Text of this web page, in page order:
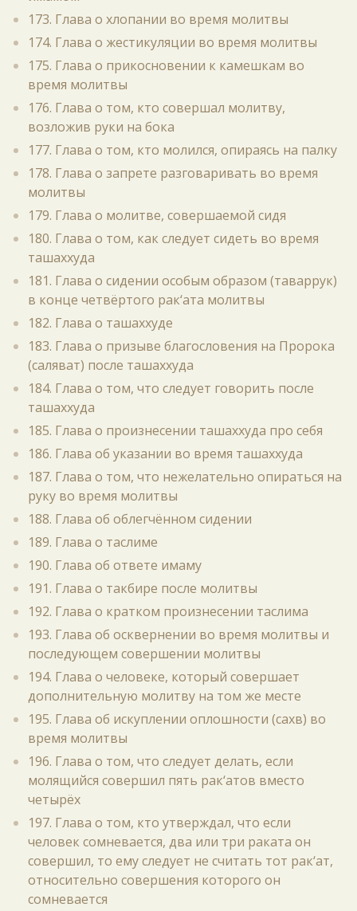
173. Глава о хлопании во время молитвы
174. Глава о жестикуляции во время молитвы
175. Глава о прикосновении к камешкам во
время молитвы
176. Глава о том, кто совершал молитву,
возложив руки на бока
177. Глава о том, кто молился, опираясь на палку
178. Глава о запрете разговаривать во время
молитвы
179. Глава о молитве, совершаемой сидя
180. Глава о том, как следует сидеть во время
ташаххуда
181. Глава о сидении особым образом (таваррук)
в конце четвёртого рак‘ата молитвы
182. Глава о ташаххуде
183. Глава о призыве благословения на Пророка
(саляват) после ташаххуда
184. Глава о том, что следует говорить после
ташаххуда
185. Глава о произнесении ташаххуда про себя
186. Глава об указании во время ташаххуда
187. Глава о том, что нежелательно опираться на
руку во время молитвы
188. Глава об облегчённом сидении
189. Глава о таслиме
190. Глава об ответе имаму
191. Глава о такбире после молитвы
192. Глава о кратком произнесении таслима
193. Глава об осквернении во время молитвы и
последующем совершении молитвы
194. Глава о человеке, который совершает
дополнительную молитву на том же месте
195. Глава об искуплении оплошности (сахв) во
время молитвы
196. Глава о том, что следует делать, если
молящийся совершил пять рак‘атов вместо
четырёх
197. Глава о том, кто утверждал, что если
человек сомневается, два или три раката он
совершил, то ему следует не считать тот рак‘ат,
относительно совершения которого он
сомневается